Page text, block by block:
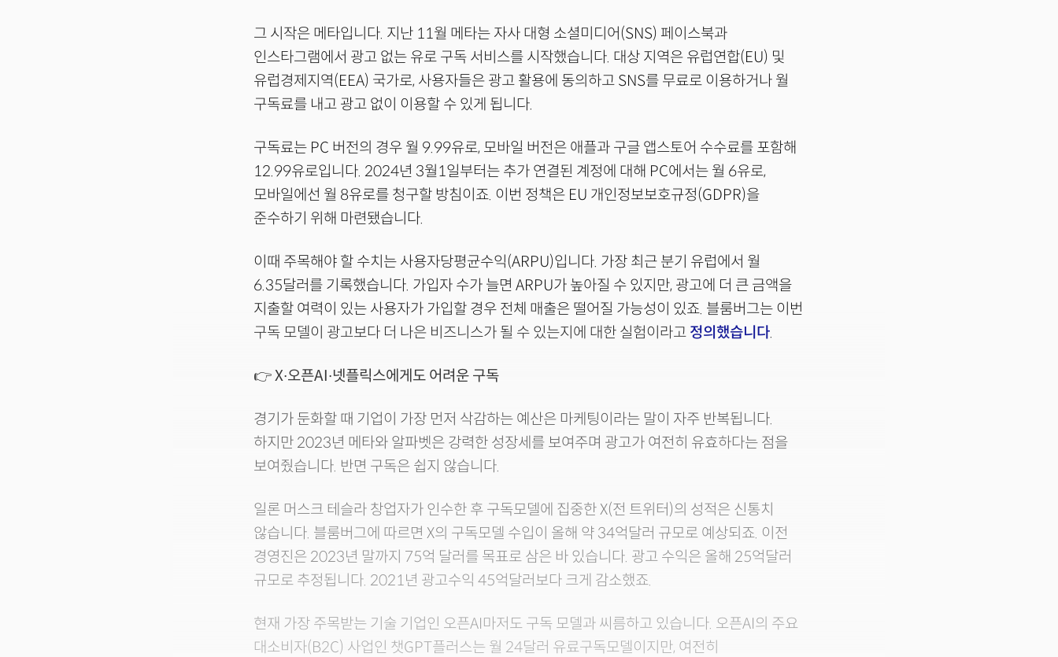
그 시작은 메타입니다. 지난 11월 메타는 자사 대형 소셜미디어(SNS) 페이스북과
인스타그램에서 광고 없는 유로 구독 서비스를 시작했습니다. 대상 지역은 유럽연합(EU) 및
유럽경제지역(EEA) 국가로, 사용자들은 광고 활용에 동의하고 SNS를 무료로 이용하거나 월
구독료를 내고 광고 없이 이용할 수 있게 됩니다.
구독료는 PC 버전의 경우 월 9.99유로, 모바일 버전은 애플과 구글 앱스토어 수수료를 포함해
12.99유로입니다. 2024년 3월1일부터는 추가 연결된 계정에 대해 PC에서는 월 6유로,
모바일에선 월 8유로를 청구할 방침이죠. 이번 정책은 EU 개인정보보호규정(GDPR)을
준수하기 위해 마련됐습니다.
이때 주목해야 할 수치는 사용자당평균수익(ARPU)입니다. 가장 최근 분기 유럽에서 월
6.35달러를 기록했습니다. 가입자 수가 늘면 ARPU가 높아질 수 있지만, 광고에 더 큰 금액을
지출할 여력이 있는 사용자가 가입할 경우 전체 매출은 떨어질 가능성이 있죠. 블룸버그는 이번
구독 모델이 광고보다 더 나은 비즈니스가 될 수 있는지에 대한 실험이라고 정의했습니다
👉 X∙오픈AI∙넷플릭스에게도 어려운 구독
경기가 둔화할 때 기업이 가장 먼저 삭감하는 예산은 마케팅이라는 말이 자주 반복됩니다.
하지만 2023년 메타와 알파벳은 강력한 성장세를 보여주며 광고가 여전히 유효하다는 점을
보여줬습니다. 반면 구독은 쉽지 않습니다.
일론 머스크 테슬라 창업자가 인수한 후 구독모델에 집중한 X(전 트위터)의 성적은 신통치
않습니다. 블룸버그에 따르면 X의 구독모델 수입이 올해 약 34억달러 규모로 예상되죠. 이전
경영진은 2023년 말까지 75억 달러를 목표로 삼은 바 있습니다. 광고 수익은 올해 25억달러
규모로 추정됩니다. 2021년 광고수익 45억달러보다 크게 감소했죠.
현재 가장 주목받는 기술 기업인 오픈AI마저도 구독 모델과 씨름하고 있습니다. 오픈AI의 주요
대소비자(B2C) 사업인 챗GPT플러스는 월 24달러 유료구독모델이지만, 여전히